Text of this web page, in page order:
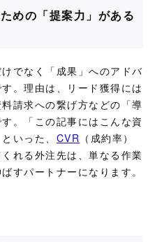
めの「提案力」がある
でなく「成果」へのアドバ
。理由は、リード獲得には
請求への繋げ方などの「導
。「この記事にはこんな資
いった、 CVR （成約率）
れる外注先は、単なる作業
すパートナーになります。